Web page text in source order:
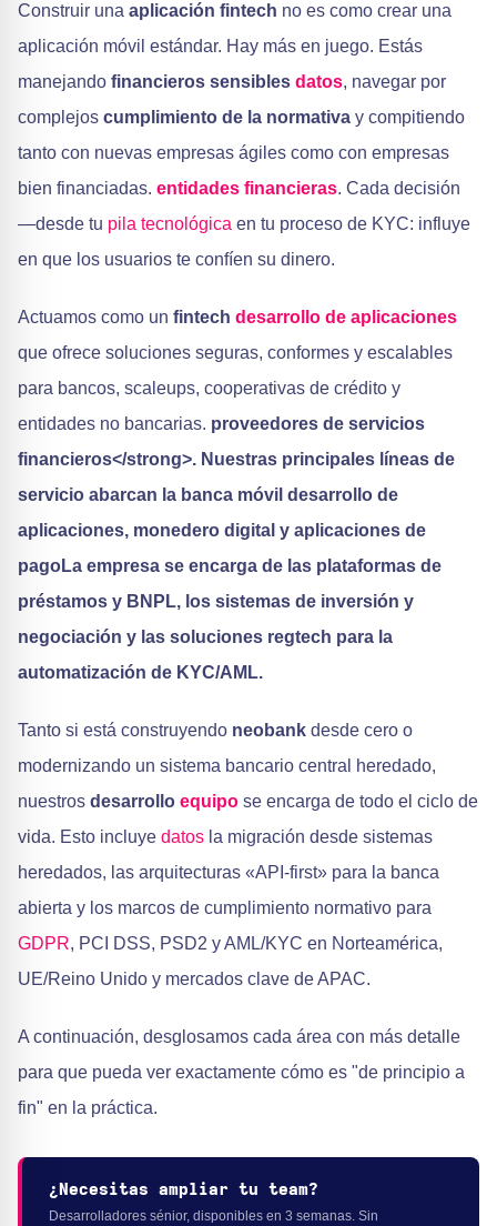
Construir una aplicación fintech no es como crear una
aplicación móvil estándar. Hay más en juego. Estás
manejando financieros sensibles datos, navegar por
complejos cumplimiento de la normativa y compitiendo
tanto con nuevas empresas ágiles como con empresas
bien financiadas. entidades financieras. Cada decisión
—desde tu pila tecnológica en tu proceso de KYC: influye
en que los usuarios te confíen su dinero.
Actuamos como un fintech desarrollo de aplicaciones
que ofrece soluciones seguras, conformes y escalables
para bancos, scaleups, cooperativas de crédito y
entidades no bancarias. proveedores de servicios
financieros</strong>. Nuestras principales líneas de
servicio abarcan la banca móvil desarrollo de
aplicaciones, monedero digital y aplicaciones de
pagoLa empresa se encarga de las plataformas de
préstamos y BNPL, los sistemas de inversión y
negociación y las soluciones regtech para la
automatización de KYC/AML.
Tanto si está construyendo neobank desde cero o
modernizando un sistema bancario central heredado,
nuestros desarrollo equipo se encarga de todo el ciclo de
vida. Esto incluye datos la migración desde sistemas
heredados, las arquitecturas «API-first» para la banca
abierta y los marcos de cumplimiento normativo para
GDPR, PCI DSS, PSD2 y AML/KYC en Norteamérica,
UE/Reino Unido y mercados clave de APAC.
A continuación, desglosamos cada área con más detalle
para que pueda ver exactamente cómo es "de principio a
fin" en la práctica.
¿Necesitas ampliar tu team?
Desarrolladores sénior, disponibles en 3 semanas. Sin